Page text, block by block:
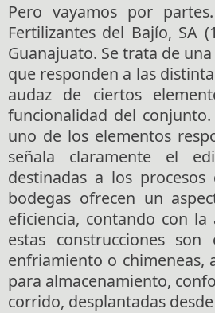
Pero vayamos por
Fertilizantes del Bajío, SA
Guanajuato. Se trata de
que responden a las
audaz de ciertos
funcionalidad del
uno de los elementos
señala claramente el
destinadas a los
bodegas ofrecen un
eficiencia, contando con
estas construcciones
enfriamiento o chimeneas,
para almacenamiento,
corrido, desplantadas